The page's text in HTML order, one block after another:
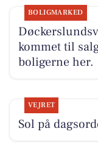
BOLIGMARKED
kommet til
boligerne her.
VEJRET
Sol på